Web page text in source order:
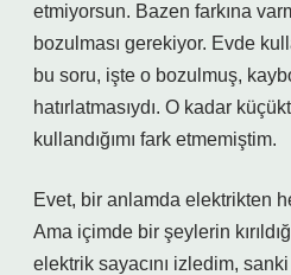
etmiyorsun. Bazen farkına
bozulması gerekiyor. Evde
bu soru, işte o bozulmuş,
hatırlatmasıydı. O kadar
kullandığımı fark etmemiştim.
Evet, bir anlamda elektrikten
Ama içimde bir şeylerin
elektrik sayacını izledim,